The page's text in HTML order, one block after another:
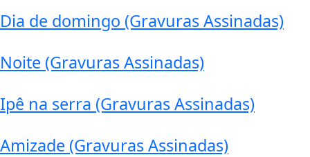
Dia de domingo (Gravuras Assinadas)
Noite (Gravuras Assinadas)
Ipê na serra (Gravuras Assinadas)
Amizade (Gravuras Assinadas)